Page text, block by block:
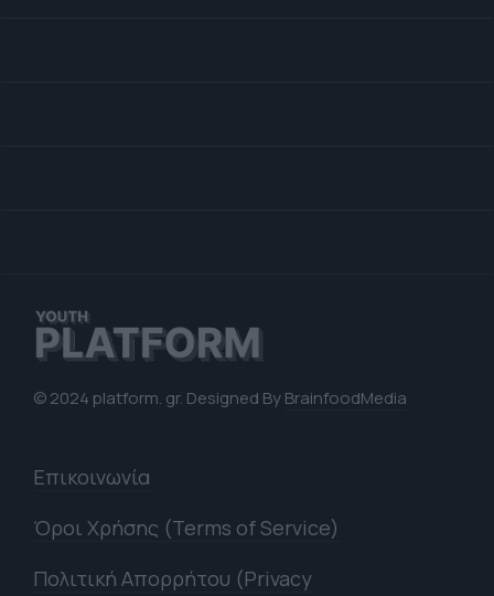
© 2024 platform. gr. Designed ByBrainfoodMedia
Επικοινωνία
Όροι Χρήσης (Terms of Service)
Πολιτική Απορρήτου (Privacy